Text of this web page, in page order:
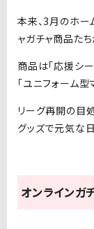
本来、3月のホ
ャガチャ商品た
商品は「応援シ
「ユニフォーム型
リーグ再開の目
グッズで元気な
オンラインガ